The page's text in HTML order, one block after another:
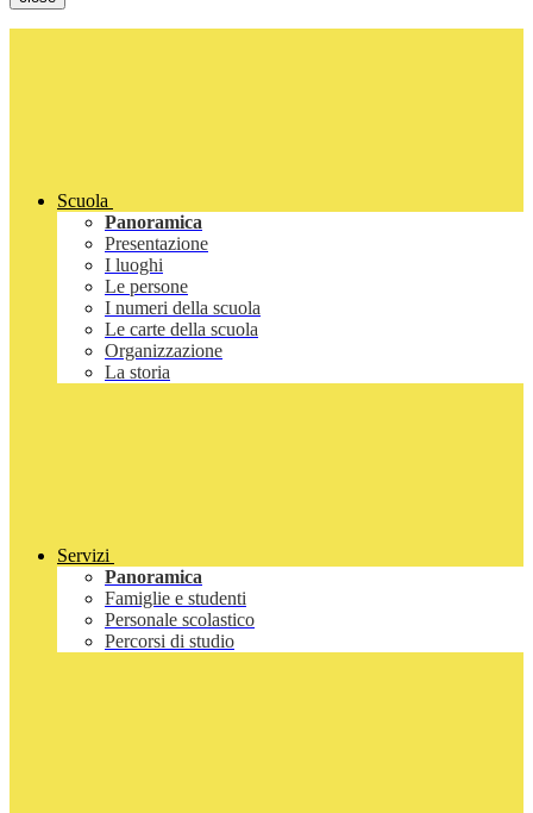
Scuola
Panoramica
Presentazione
I luoghi
Le persone
I numeri della scuola
Le carte della scuola
Organizzazione
La storia
Servizi
Panoramica
Famiglie e studenti
Personale scolastico
Percorsi di studio